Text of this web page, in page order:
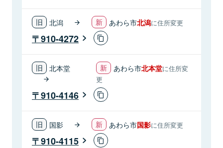
北潟 あわら市北潟に住所変更
910-4272
北本堂 あわら市北本堂に住所変
更
910-4146
国影 あわら市国影に住所変更
910-4115